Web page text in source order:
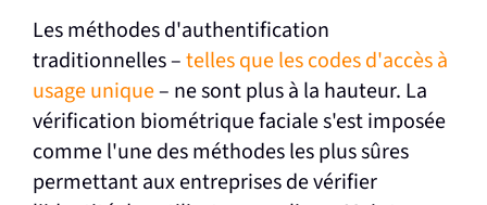
Les méthodes d'authentification
traditionnelles –telles que les codes d'accès à
usage unique– ne sont plus à la hauteur. La
vérification biométrique faciale s'est imposée
comme l'une des méthodes les plus sûres
permettant aux entreprises de vérifier